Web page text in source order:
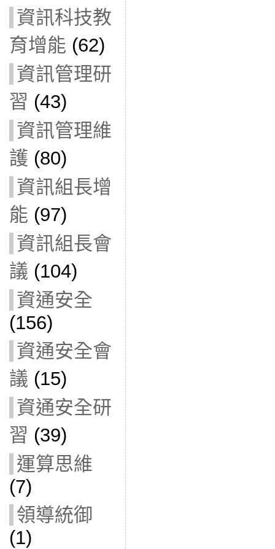
資訊科技教
育增能 (62)
資訊管理研
習 (43)
資訊管理維
護 (80)
資訊組長增
能 (97)
資訊組長會
議 (104)
資通安全
(156)
資通安全會
議 (15)
資通安全研
習 (39)
運算思維
(7)
領導統御
(1)